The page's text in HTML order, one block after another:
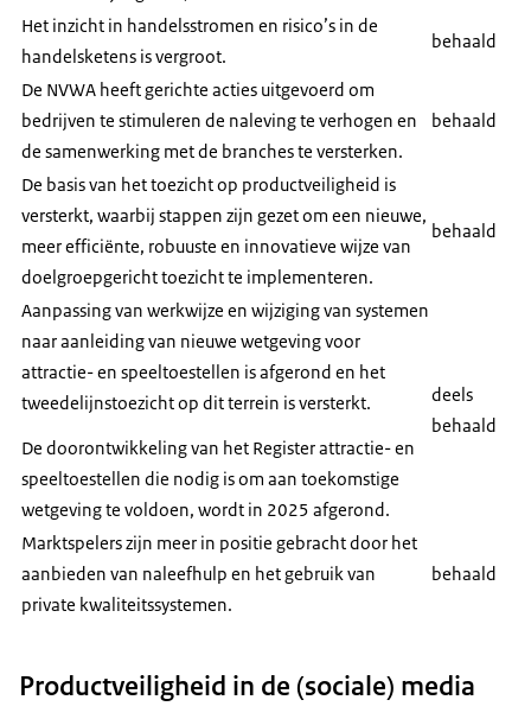
digitale inspectietool, die de inspecteur ondersteunt bij
de controle op het rechtmatig gebruik van
energielabels.
een passende toezichtstrategie.
Het inzicht in handelsstromen en risico’s in de
handelsketens is vergroot.
behaald
De NVWA heeft gerichte acties uitgevoerd om
bedrijven te stimuleren de naleving te verhogen en
de samenwerking met de branches te versterken.
behaald
De basis van het toezicht op productveiligheid is
versterkt, waarbij stappen zijn gezet om een nieuwe,
meer efficiënte, robuuste en innovatieve wijze van
doelgroepgericht toezicht te implementeren.
behaald
Aanpassing van werkwijze en wijziging van systemen
naar aanleiding van nieuwe wetgeving voor
attractie- en speeltoestellen is afgerond en het
tweedelijnstoezicht op dit terrein is versterkt.
De doorontwikkeling van het Register attractie- en
speeltoestellen die nodig is om aan toekomstige
wetgeving te voldoen, wordt in 2025 afgerond.
deels
behaald
Marktspelers zijn meer in positie gebracht door het
aanbieden van naleefhulp en het gebruik van
private kwaliteitssystemen.
behaald
Productveiligheid in de (sociale) media